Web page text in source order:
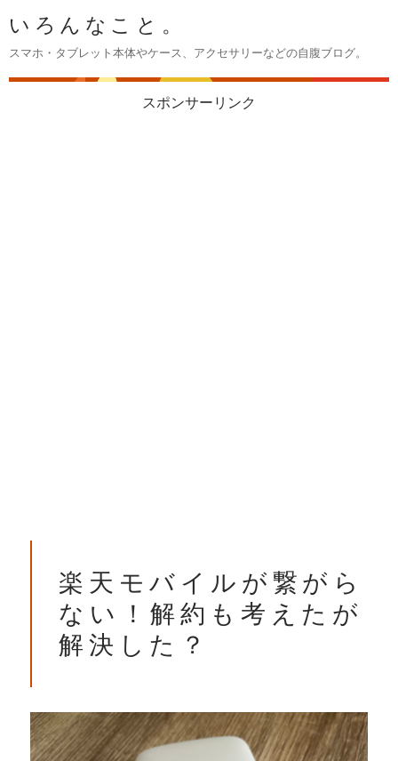
いろんなこと。
スマホ・タブレット本体やケース、アクセサリーなどの自腹ブログ。
スポンサーリンク
楽天モバイルが繋がら
ない！解約も考えたが
解決した？